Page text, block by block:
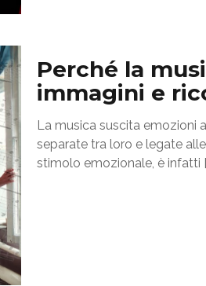
Perché la
immagini e
La musica suscita emozioni
separate tra loro e legate
stimolo emozionale, è infatti